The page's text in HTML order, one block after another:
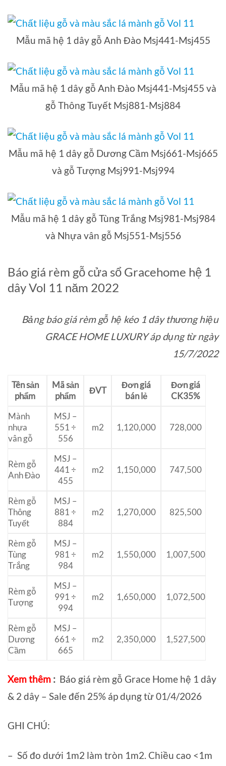
Mẫu mã hệ 1 dây gỗ Anh Đào Msj441-Msj455
Mẫu mã hệ 1 dây gỗ Anh Đào Msj441-Msj455 và
gỗ Thông Tuyết Msj881-Msj884
Mẫu mã hệ 1 dây gỗ Dương Cầm Msj661-Msj665
và gỗ Tượng Msj991-Msj994
Mẫu mã hệ 1 dây gỗ Tùng Trắng Msj981-Msj984
và Nhựa vân gỗ Msj551-Msj556
Báo giá rèm gỗ cửa sổ Gracehome hệ 1
dây Vol 11 năm 2022
Bảng báo giá rèm gỗ hệ kéo 1 dây thương hiệu
GRACE HOME LUXURY áp dụng từ ngày
15/7/2022
Tên sản
phẩm
Mã sản
phẩm
ĐVT
Đơn giá
bán lẻ
Đơn giá
CK35%
Mành
nhựa
vân gỗ
MSJ –
551 ÷
556
m2 1,120,000 728,000
Rèm gỗ
Anh Đào
MSJ –
441 ÷
455
m2 1,150,000 747,500
Rèm gỗ
Thông
Tuyết
MSJ –
881 ÷
884
m2 1,270,000 825,500
Rèm gỗ
Tùng
Trắng
MSJ –
981 ÷
984
m2 1,550,000 1,007,500
Rèm gỗ
Tượng
MSJ –
991 ÷
994
m2 1,650,000 1,072,500
Rèm gỗ
Dương
Cầm
MSJ –
661 ÷
665
m2 2,350,000 1,527,500
Xem thêm : Báo giá rèm gỗ Grace Home hệ 1 dây
& 2 dây – Sale đến 25% áp dụng từ 01/4/2026
GHI CHÚ:
– Số đo dưới 1m2 làm tròn 1m2. Chiều cao <1m